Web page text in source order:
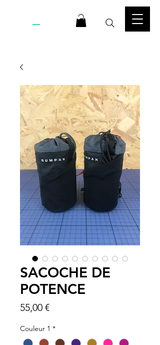
BUMPAK
SACOCHE DE
POTENCE
55,00 €Prix
Couleur 1 *